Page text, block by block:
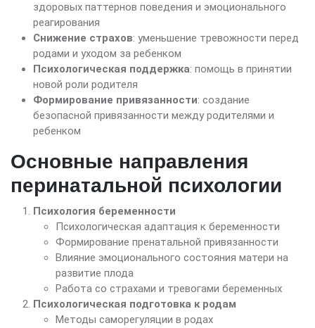
здоровых паттернов поведения и эмоционального
реагирования
Снижение страхов: уменьшение тревожности перед
родами и уходом за ребенком
Психологическая поддержка: помощь в принятии
новой роли родителя
Формирование привязанности: создание
безопасной привязанности между родителями и
ребенком
Основные направления
перинатальной психологии
Психология беременности
Психологическая адаптация к беременности
Формирование пренатальной привязанности
Влияние эмоционального состояния матери на
развитие плода
Работа со страхами и тревогами беременных
Психологическая подготовка к родам
Методы саморегуляции в родах